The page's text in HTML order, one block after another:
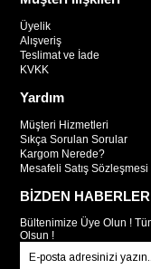
Üyelik
Alışveriş
Teslimat ve İade
KVKK
Yardım
Müşteri Hizmetleri
Sıkça Sorulan Sorular
Kargom Nerede?
Mesafeli Satış Sözleşmesi
BİZDEN HABERLER
Bültenimize Üye Olun !
Olsun !